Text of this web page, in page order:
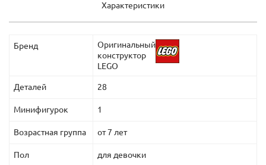
Характеристики
Бренд
Оригинальный
конструктор
LEGO
Деталей 28
Минифигурок 1
Возрастная группа от 7 лет
Пол для девочки